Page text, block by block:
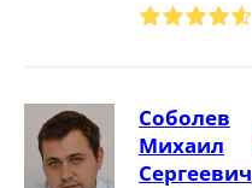
Соболев
Михаил
Сергеевич